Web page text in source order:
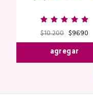
$10.200 $9690
agregar